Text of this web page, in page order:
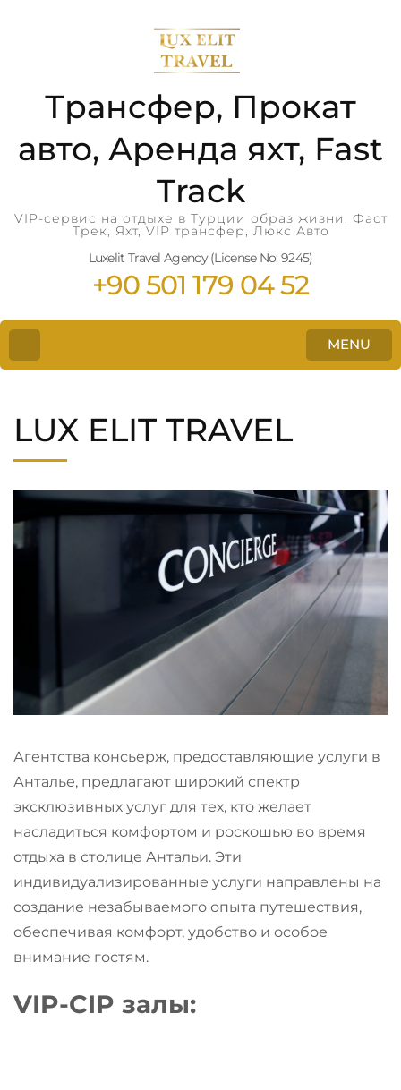
Трансфер, Прокат
авто, Аренда яхт, Fast
Track
VIP-сервис на отдыхе в Турции образ жизни, Фаст
Трек, Яхт, VIP трансфер, Люкс Авто
Luxelit Travel Agency (License No: 9245)
+90 501 179 04 52
MENU
LUX ELIT TRAVEL
Агентства консьерж, предоставляющие услуги в
Анталье, предлагают широкий спектр
эксклюзивных услуг для тех, кто желает
насладиться комфортом и роскошью во время
отдыха в столице Антальи. Эти
индивидуализированные услуги направлены на
создание незабываемого опыта путешествия,
обеспечивая комфорт, удобство и особое
внимание гостям.
VIP-CIP залы: